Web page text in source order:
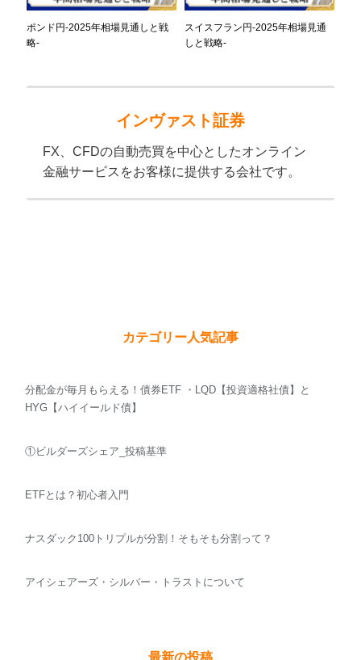
ポンド円-2025年相場見通しと戦
略-
スイスフラン円-2025年相場見通
しと戦略-
インヴァスト証券
FX、CFDの自動売買を中心としたオンライン
金融サービスをお客様に提供する会社です。
カテゴリー人気記事
分配金が毎月もらえる！債券ETF ・LQD【投資適格社債】と
HYG【ハイイールド債】
①ビルダーズシェア_投稿基準
ETFとは？初心者入門
ナスダック100トリプルが分割！そもそも分割って？
アイシェアーズ・シルバー・トラストについて
最新の投稿